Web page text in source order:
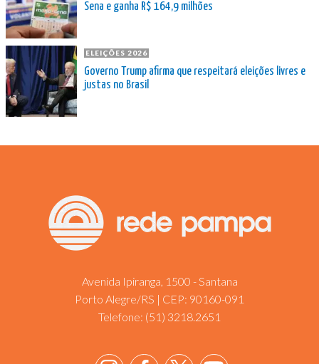
Sena e ganha R$ 164,9 milhões
ELEIÇÕES 2026
Governo Trump afirma que respeitará eleições livres e
justas no Brasil
Avenida Ipiranga, 1500 - Santana
Porto Alegre/RS | CEP: 90160-091
Telefone: (51) 3218.2651